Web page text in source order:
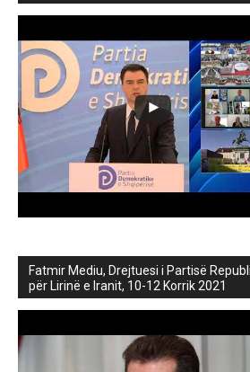
Fatmir Mediu, Drejtuesi i Partisë
për Lirinë e Iranit, 10-12 Korrik 2021